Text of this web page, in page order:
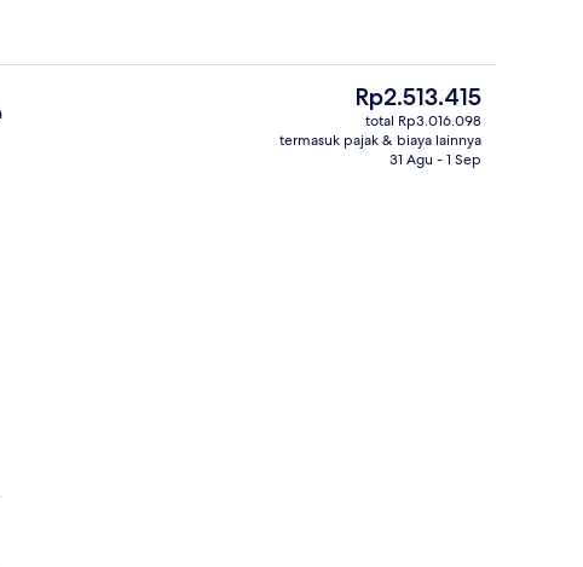
Lounge
Harga
saat
ini
Rp2.513.415
Rp2.513.415
total Rp3.016.098
termasuk pajak & biaya lainnya
31 Agu - 1 Sep